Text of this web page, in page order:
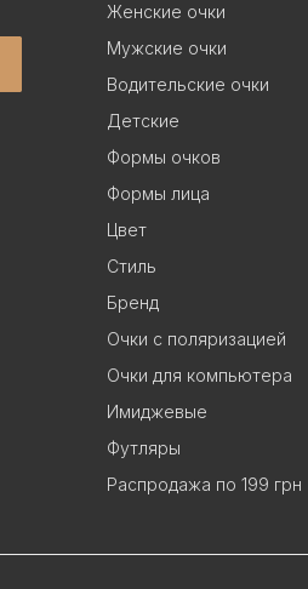
Женские очки
Мужские очки
Водительские очки
Детские
Формы очков
Формы лица
Цвет
Стиль
Бренд
Очки с поляризацией
Очки для компьютера
Имиджевые
Футляры
Распродажа по 199 грн